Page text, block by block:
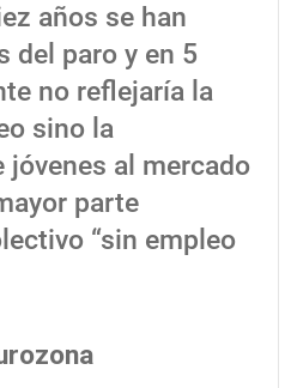
años se han
del paro y en 5
no reflejaría la
sino la
al mercado
parte
“sin empleo